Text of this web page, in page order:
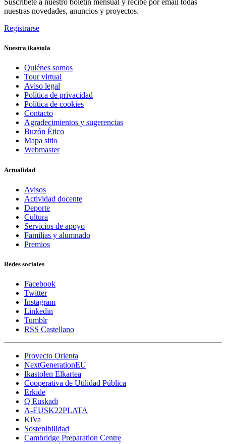
Suscríbete a nuestro boletín mensual y recibe por email todas
nuestras novedades, anuncios y proyectos.
Registrarse
Nuestra ikastola
Quiénes somos
Tour virtual
Aviso legal
Política de privacidad
Política de cookies
Contacto
Agradecimientos y sugerencias
Buzón Ético
Mapa sitio
Webmaster
Actualidad
Avisos
Actividad docente
Deporte
Cultura
Servicios de apoyo
Familias y alumnado
Premios
Redes sociales
Facebook
Twitter
Instagram
Linkedin
Tumblr
RSS Castellano
Proyecto Orienta
NextGenerationEU
Ikastolen Elkartea
Cooperativa de Utilidad Pública
Erkide
Q Euskadi
A-EUSK22PLATA
KiVa
Sostenibilidad
Cambridge Preparation Centre